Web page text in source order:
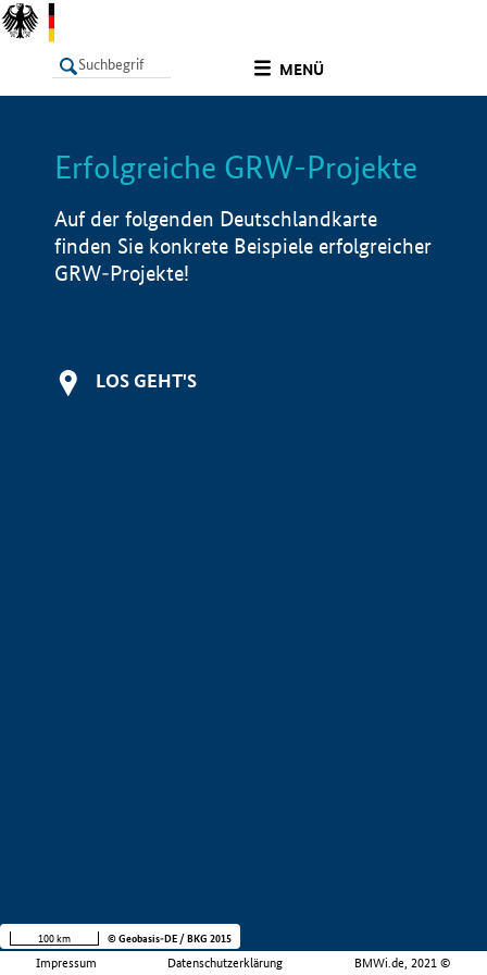
MENÜ
LISTE Info
Erfolgreiche GRW-Projekte
Auf der folgenden Deutschlandkarte
finden Sie konkrete Beispiele erfolgreicher
GRW-Projekte!
LOS GEHT'S
Impressum Datenschutzerklärung BMWi.de, 2021 ©
100 km © Geobasis-DE / BKG 2015